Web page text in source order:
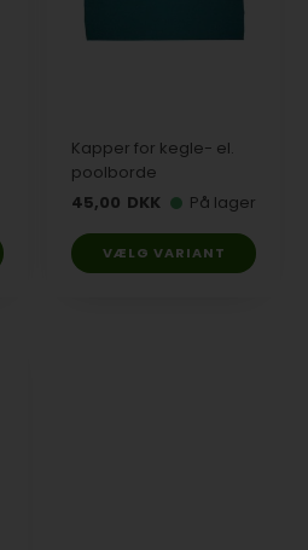
Kapper for kegle- el.
poolborde
45,00 DKK På lager
VÆLG VARIANT